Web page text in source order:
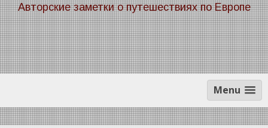
Авторские заметки о путешествиях по Европе
Menu